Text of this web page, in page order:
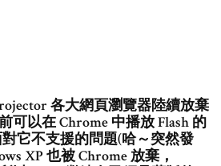
各大網頁瀏覽器陸續放棄
可以在 Chrome 中播放 Flash 的
它不支援的問題(哈～突然發
XP 也被 Chrome 放棄，